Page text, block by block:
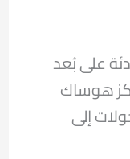
على بُعد
مركز هوساك
إلى